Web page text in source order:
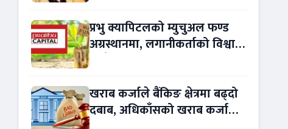
प्रभु क्यापिटलको म्युचुअल फण्ड
अग्रस्थानमा, लगानीकर्ताको विश्वास
खराब कर्जाले बैंकिङ क्षेत्रमा बढ्दो
दबाब, अधिकाँसको खराब कर्जा